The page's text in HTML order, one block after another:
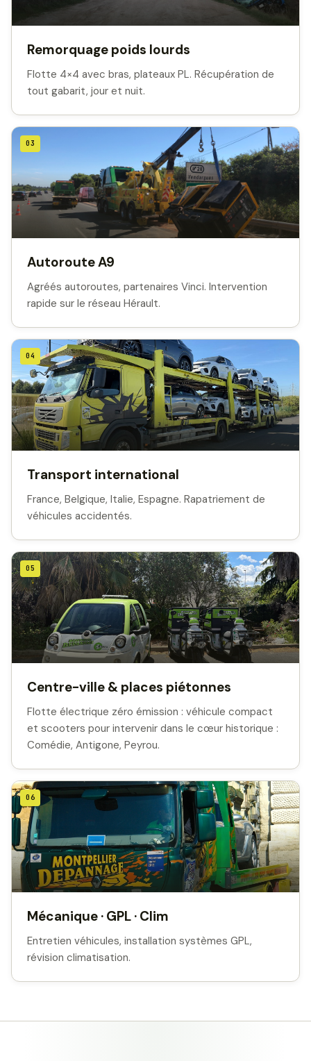
Remorquage poids lourds
Flotte 4×4 avec bras, plateaux PL. Récupération de
tout gabarit, jour et nuit.
03
Autoroute A9
Agréés autoroutes, partenaires Vinci. Intervention
rapide sur le réseau Hérault.
04
Transport international
France, Belgique, Italie, Espagne. Rapatriement de
véhicules accidentés.
05
Centre-ville & places piétonnes
Flotte électrique zéro émission : véhicule compact
et scooters pour intervenir dans le cœur historique :
Comédie, Antigone, Peyrou.
06
Mécanique · GPL · Clim
Entretien véhicules, installation systèmes GPL,
révision climatisation.